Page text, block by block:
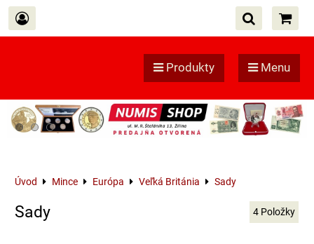
Produkty Menu
Úvod Mince Európa Veľká Británia Sady
Sady 4 Položky